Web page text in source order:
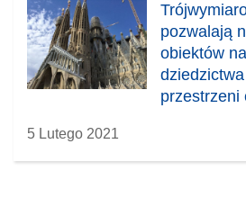
pozwalają
obiektów
przestrzeni
5 Lutego 2021